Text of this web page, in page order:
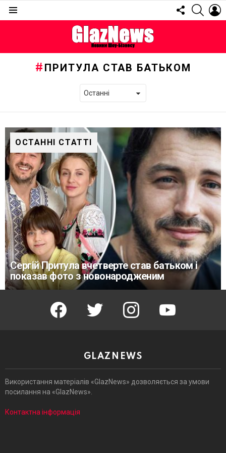
FOLLOW
US
ПРИТУЛА СТАВ БАТЬКОМ
ОСТАННІ СТАТТІ
Сергій Притула вчетверте став батьком і
показав фото з новонародженим
facebook twitter instagram youtube
GLAZNEWS
Використання матеріалів «GlazNews» дозволяється за умови
посилання на «GlazNews».
Контактна інформація